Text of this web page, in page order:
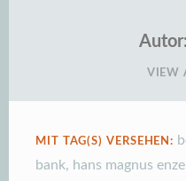
Autor:
VIEW
MIT TAG(S) VERSEHEN:
bank, hans magnus